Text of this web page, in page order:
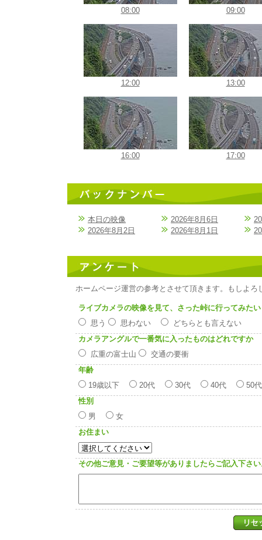
08:00 09:00
12:00 13:00
16:00 17:00
本日の映像 2026年8月6日
2026年8月2日
2026年8月1日
ホームページ運営の参考とさせて頂きます。もしよろ
ライブカメラの映像を見て、さった峠に行ってみた
思う
思わない
どちらとも言えない
カメラアングルで一番気に入ったものはどれですか
広重の富士山
交通の要衝
年齢
19歳以下
20代 30代 40代
50
性別
男
女
お住まい
その他ご意見・ご要望等がありましたらご記入下さ